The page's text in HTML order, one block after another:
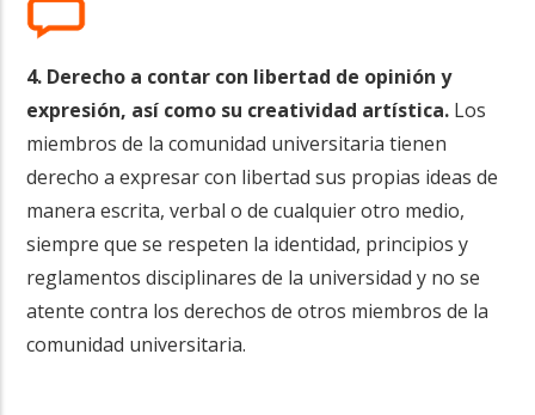
4. Derecho a contar con libertad de opinión y
expresión, así como su creatividad artística. Los
miembros de la comunidad universitaria tienen
derecho a expresar con libertad sus propias ideas de
manera escrita, verbal o de cualquier otro medio,
siempre que se respeten la identidad, principios y
reglamentos disciplinares de la universidad y no se
atente contra los derechos de otros miembros de la
comunidad universitaria.